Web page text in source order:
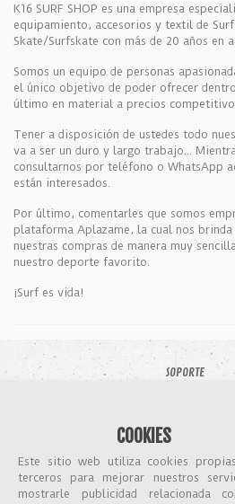
K16 SURF SHOP es una empresa
equipamiento, accesorios y textil de
Skate/Surfskate con más de 20 años en
Somos un equipo de personas
el único objetivo de poder ofrecer
último en material a precios
Tener a disposición de ustedes todo
va a ser un duro y largo trabajo...
consultarnos por teléfono o WhatsApp
están interesados.
Por último, comentarles que somos
plataforma Aplazame, la cual nos
nuestras compras de manera muy
nuestro deporte favorito.
¡Surf es vida!
SOPORTE
MI CUENTA
COOKIES
Este sitio web utiliza cookies
terceros para mejorar nuestros
mostrarle publicidad relacionada